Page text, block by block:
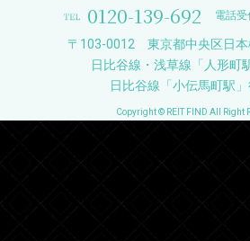
0120-139-692 電話受
〒103-0012 東京都中央区日本
日比谷線・浅草線「人形町
日比谷線「小伝馬町駅
Copyright © REIT FIND All Right